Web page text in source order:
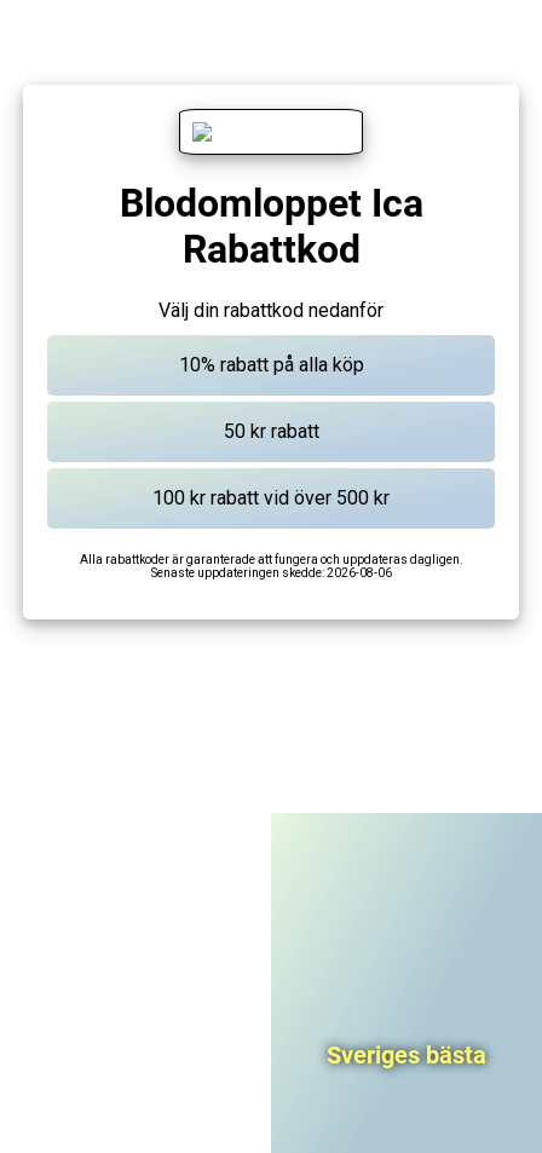
Blodomloppet Ica
Rabattkod
Välj din rabattkod nedanför
Alla rabattkoder är garanterade att fungera och uppdateras dagligen.
Senaste uppdateringen skedde:2026-08-06
Sveriges bästa